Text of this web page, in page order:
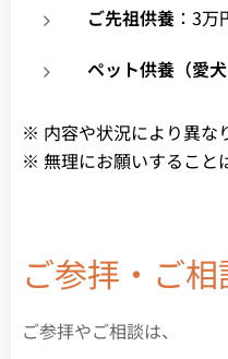
ご先祖供養 ：3万
ペット供養（愛犬
※ 内容や状況により異な
※ 無理にお願いすること
ご参拝・ご
ご参拝やご相談は、